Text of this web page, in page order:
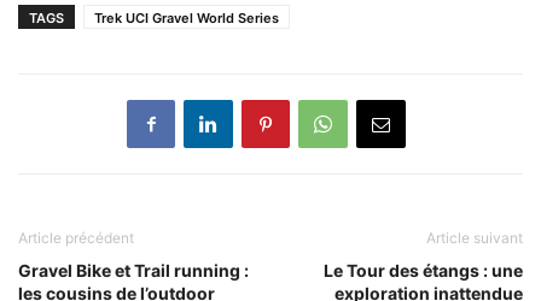
TAGS Trek UCI Gravel World Series
Article précédent
Gravel Bike et Trail running :
les cousins de l’outdoor
Article suivant
Le Tour des étangs : une
exploration inattendue